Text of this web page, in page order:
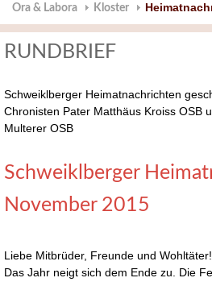
Ora & Labora Kloster
RUNDBRIEF
Schweiklberger Heimatnachrichten
Chronisten Pater Matthäus Kroiss OSB
Multerer OSB
Schweiklberger
November 2015
Liebe Mitbrüder, Freunde und Wohltäter!
Das Jahr neigt sich dem Ende zu. Die